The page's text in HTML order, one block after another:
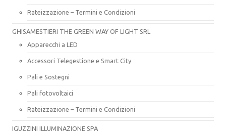
Rateizzazione – Termini e Condizioni
GHISAMESTIERI THE GREEN WAY OF LIGHT SRL
Apparecchi a LED
Accessori Telegestione e Smart City
Pali e Sostegni
Pali fotovoltaici
Rateizzazione – Termini e Condizioni
IGUZZINI ILLUMINAZIONE SPA